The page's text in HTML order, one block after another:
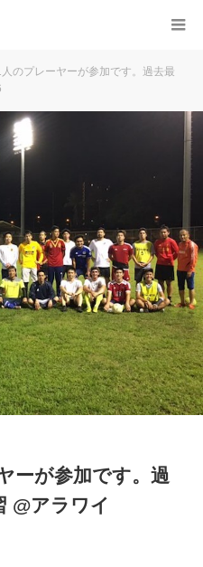
のプレーヤーが参加です。過去最
ーが参加です。過
@アラワイ